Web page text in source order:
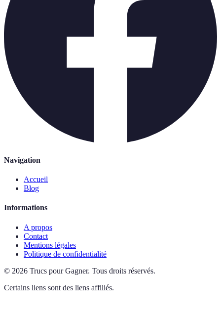
Navigation
Accueil
Blog
Informations
A propos
Contact
Mentions légales
Politique de confidentialité
© 2026 Trucs pour Gagner. Tous droits réservés.
Certains liens sont des liens affiliés.